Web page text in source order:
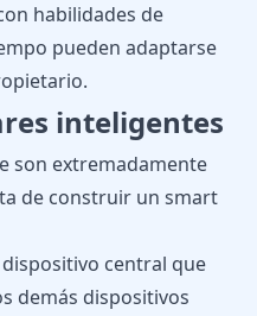
habilidades de
pueden adaptarse
inteligentes
son extremadamente
de construir un smart
dispositivo central que
demás dispositivos